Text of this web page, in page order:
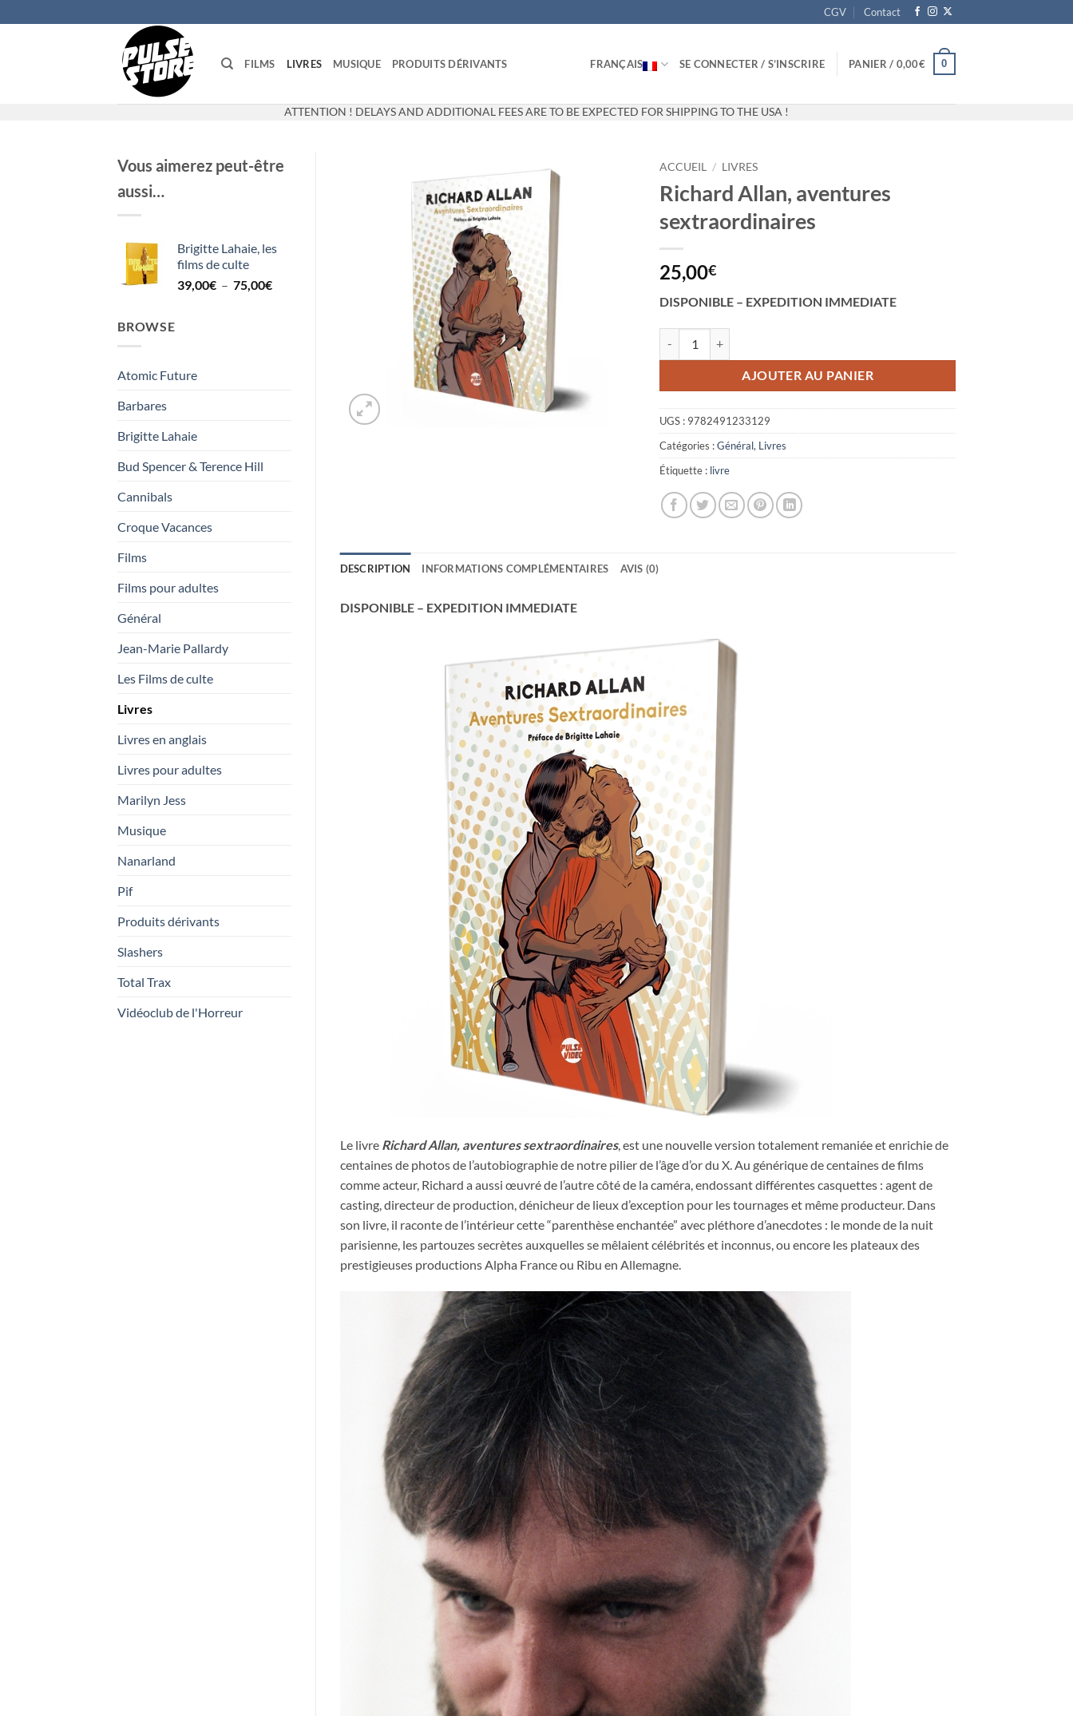
au
CGV Contact
FILMS LIVRES MUSIQUE PRODUITS DÉRIVANTS FRANÇAIS SE CONNECTER / S’INSCRIRE PANIER / 0,00€ 0
ATTENTION ! DELAYS AND ADDITIONAL FEES ARE TO BE EXPECTED FOR SHIPPING TO THE USA !
Vous aimerez peut-être
aussi…
Brigitte Lahaie, les
films de culte
39,00€ – 75,00€Plage
BROWSE
Atomic Future
Barbares
Brigitte Lahaie
Bud Spencer & Terence Hill
Cannibals
Croque Vacances
Films
Films pour adultes
Général
Jean-Marie Pallardy
Les Films de culte
Livres
Livres en anglais
Livres pour adultes
Marilyn Jess
Musique
Nanarland
Pif
Produits dérivants
Slashers
Total Trax
Vidéoclub de l'Horreur
ACCUEIL / LIVRES
Richard Allan, aventures
sextraordinaires
25,00€
DISPONIBLE – EXPEDITION IMMEDIATE
AJOUTER AU PANIER
UGS : 9782491233129
Catégories :Général, Livres
Étiquette : livre
DESCRIPTION INFORMATIONS COMPLÉMENTAIRES AVIS (0)
DISPONIBLE – EXPEDITION IMMEDIATE
Le livre Richard Allan, aventures sextraordinaires, est une nouvelle version totalement remaniée et enrichie de
centaines de photos de l’autobiographie de notre pilier de l’âge d’or du X. Au générique de centaines de films
comme acteur, Richard a aussi œuvré de l’autre côté de la caméra, endossant différentes casquettes : agent de
casting, directeur de production, dénicheur de lieux d’exception pour les tournages et même producteur. Dans
son livre, il raconte de l’intérieur cette “parenthèse enchantée” avec pléthore d’anecdotes : le monde de la nuit
parisienne, les partouzes secrètes auxquelles se mêlaient célébrités et inconnus, ou encore les plateaux des
prestigieuses productions Alpha France ou Ribu en Allemagne.